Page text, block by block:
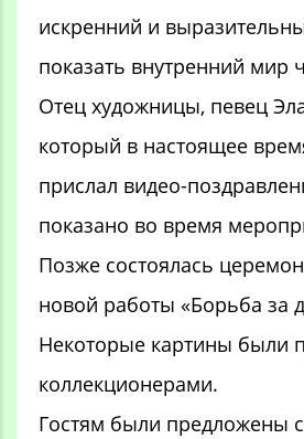
искренний и
показать внутренний мир
Отец художницы, певец
который в настоящее
прислал видео-
показано во время
Позже состоялась
новой работы «Борьба за
Некоторые картины были
коллекционерами.
Гостям были предложены